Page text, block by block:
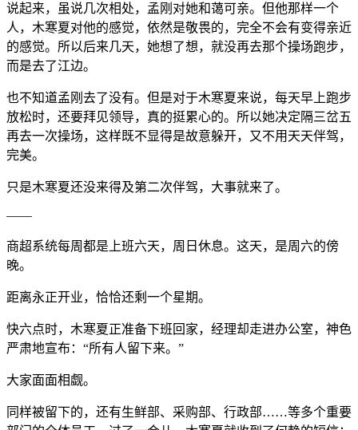
说起来，虽说几次相处，孟刚对她和蔼可亲。但他那样一个
人，木寒夏对他的感觉，依然是敬畏的，完全不会有变得亲近
的感觉。所以后来几天，她想了想，就没再去那个操场跑步，
而是去了江边。
也不知道孟刚去了没有。但是对于木寒夏来说，每天早上跑步
放松时，还要拜见领导，真的挺累心的。所以她决定隔三岔五
再去一次操场，这样既不显得是故意躲开，又不用天天伴驾，
完美。
只是木寒夏还没来得及第二次伴驾，大事就来了。
——
商超系统每周都是上班六天，周日休息。这天，是周六的傍
晚。
距离永正开业，恰恰还剩一个星期。
快六点时，木寒夏正准备下班回家，经理却走进办公室，神色
严肃地宣布：“所有人留下来。”
大家面面相觑。
同样被留下的，还有生鲜部、采购部、行政部……等多个重要